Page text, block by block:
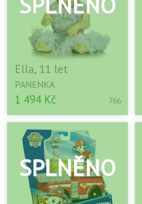
Ella, 11 let
PANENKA
1 494 Kč 766